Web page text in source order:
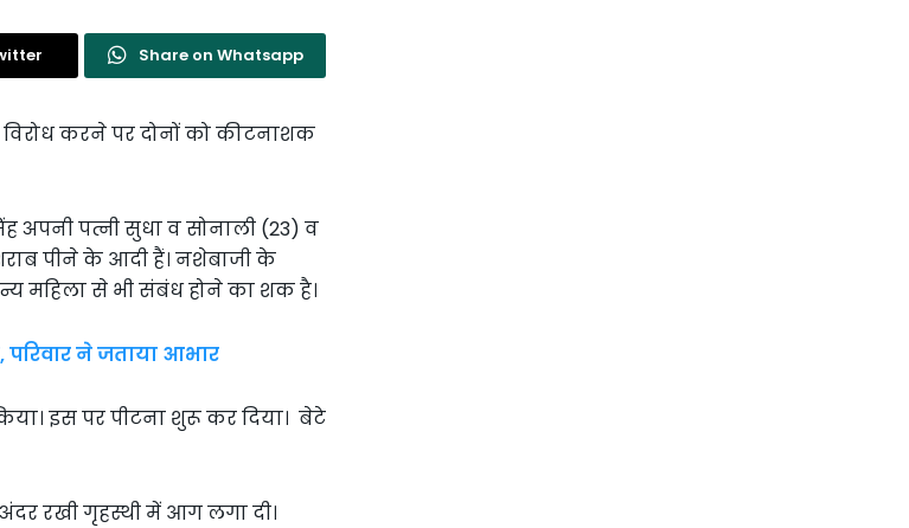
Share on Whatsapp
करने पर दोनों को कीटनाशक
अपनी पत्नी सुधा व सोनाली (23) व
पीने के आदी हैं। नशेबाजी के
महिला से भी संबंध होने का शक है।
परिवार ने जताया आभार
इस पर पीटना शुरू कर दिया। बेटे
रखी गृहस्थी में आग लगा दी।